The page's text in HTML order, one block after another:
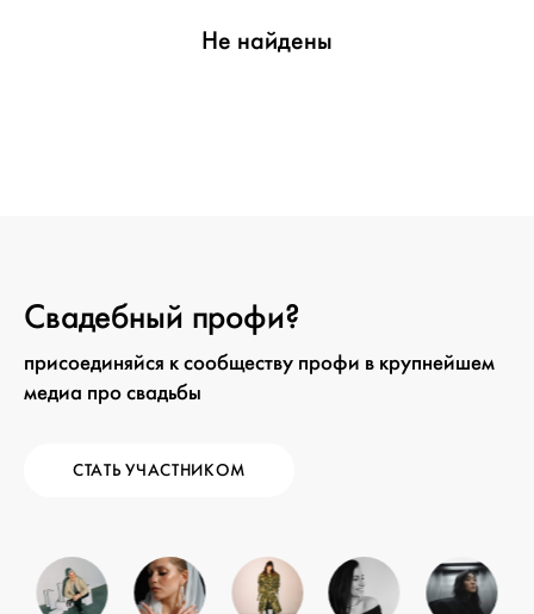
Не найдены
Свадебный профи?
присоединяйся к сообществу профи в крупнейшем
медиа про свадьбы
СТАТЬ УЧАСТНИКОМ